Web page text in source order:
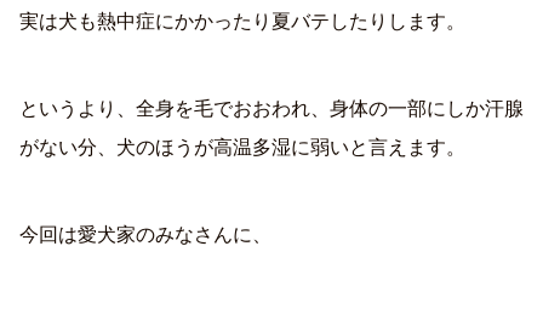
実は犬も熱中症にかかったり夏バテしたりします。
というより、全身を毛でおおわれ、身体の一部にしか汗腺
がない分、犬のほうが高温多湿に弱いと言えます。
今回は愛犬家のみなさんに、